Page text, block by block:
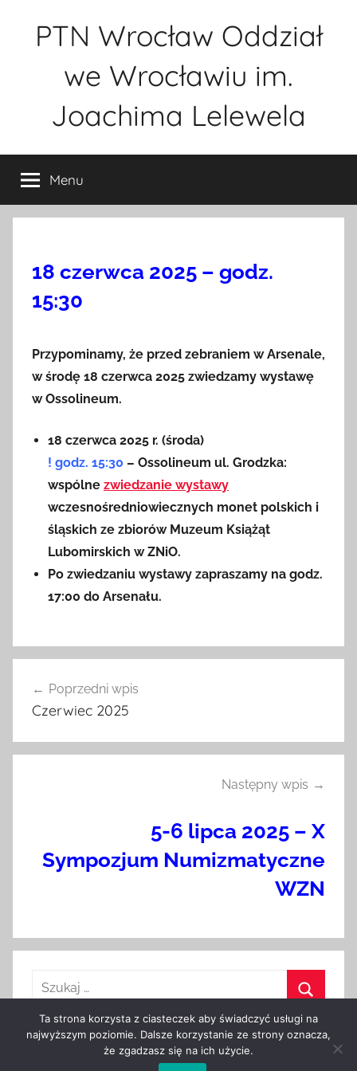
PTN Wrocław Oddział
we Wrocławiu im.
Joachima Lelewela
Menu
18 czerwca 2025 – godz.
15:30
Przypominamy, że przed zebraniem w Arsenale,
w środę 18 czerwca 2025 zwiedzamy wystawę
w Ossolineum.
18 czerwca 2025 r. (środa)
! godz. 15:30 – Ossolineum ul. Grodzka:
wspólne zwiedzanie wystawy
wczesnośredniowiecznych monet polskich i
śląskich ze zbiorów Muzeum Książąt
Lubomirskich w ZNiO.
Po zwiedzaniu wystawy zapraszamy na godz.
17:00 do Arsenału.
wpisu
Poprzedni wpis
Czerwiec 2025
Następny wpis
5-6 lipca 2025 – X
Sympozjum Numizmatyczne
WZN
WordPress Theme: Donovan by
Ta strona korzysta z ciasteczek aby świadczyć usługi na
najwyższym poziomie. Dalsze korzystanie ze strony oznacza,
że zgadzasz się na ich użycie.